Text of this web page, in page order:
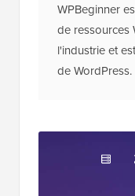
WPBeginner
de ressources
l'industrie et
de WordPress.